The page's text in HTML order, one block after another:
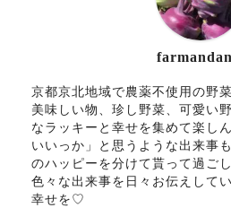
京都京北地域で農薬不使用の野
美味しい物、珍し野菜、可愛い
なラッキーと幸せを集めて楽し
いいっか」と思うような出来事
のハッピーを分けて貰って過ご
色々な出来事を日々お伝えして
幸せを♡